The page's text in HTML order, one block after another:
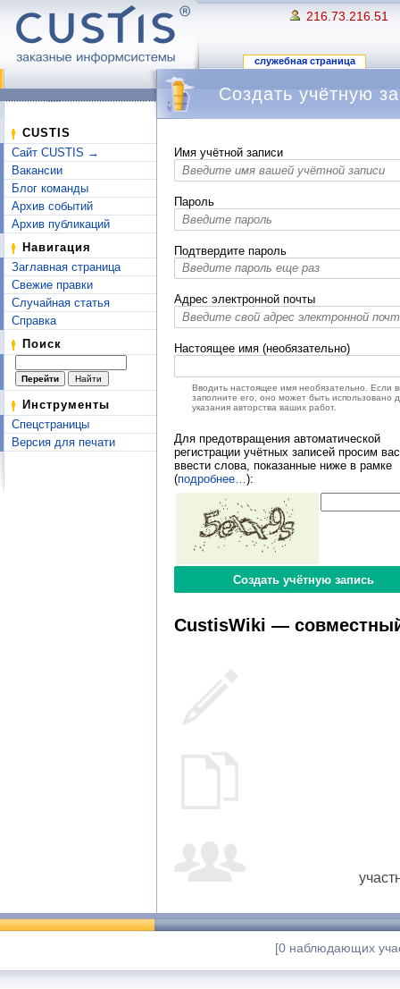
216.73.216.51
служебная страница
CUSTIS
Сайт CUSTIS →
Вакансии
Блог команды
Архив событий
Архив публикаций
Навигация
Заглавная страница
Свежие правки
Случайная статья
Справка
Поиск
Инструменты
Спецстраницы
Версия для печати
Создать учётную
Имя учётной записи
Пароль
Подтвердите пароль
Адрес электронной почты
Настоящее имя (необязательно)
Вводить настоящее имя необязательно. Если
заполните его, оно может быть использовано
указания авторства ваших работ.
Для предотвращения автоматической
регистрации учётных записей просим вас
ввести слова, показанные ниже в рамке
(подробнее… ):
CustisWiki —
[0 наблюдающих